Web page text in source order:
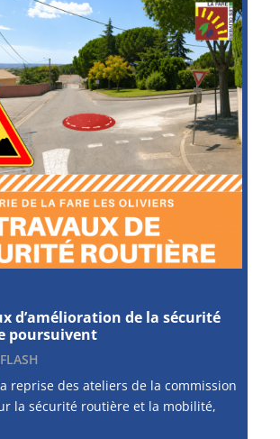
d’amélioration de la sécurité
poursuivent
FLASH
reprise des ateliers de la commission
la sécurité routière et la mobilité,